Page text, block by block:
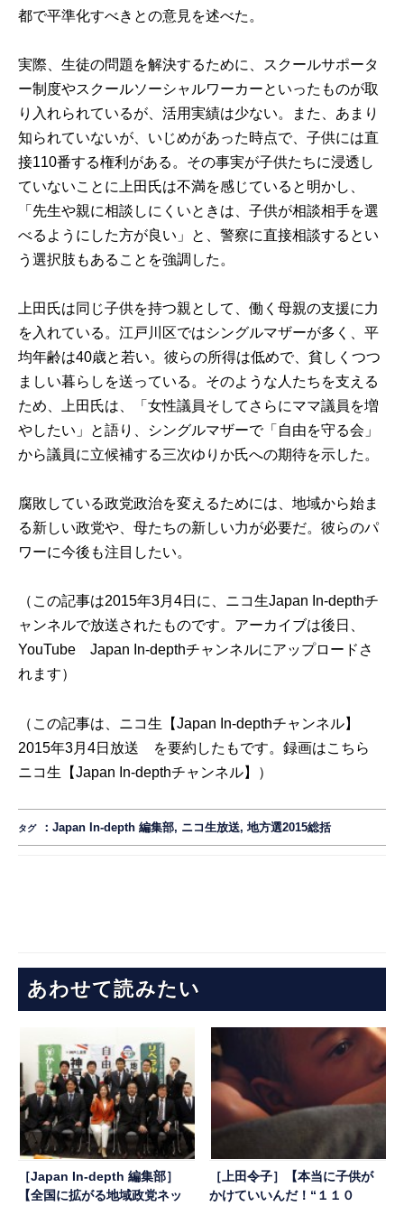
都で平準化すべきとの意見を述べた。
実際、生徒の問題を解決するために、スクールサポータ
ー制度やスクールソーシャルワーカーといったものが取
り入れられているが、活用実績は少ない。また、あまり
知られていないが、いじめがあった時点で、子供には直
接110番する権利がある。その事実が子供たちに浸透し
ていないことに上田氏は不満を感じていると明かし、
「先生や親に相談しにくいときは、子供が相談相手を選
べるようにした方が良い」と、警察に直接相談するとい
う選択肢もあることを強調した。
上田氏は同じ子供を持つ親として、働く母親の支援に力
を入れている。江戸川区ではシングルマザーが多く、平
均年齢は40歳と若い。彼らの所得は低めで、貧しくつつ
ましい暮らしを送っている。そのような人たちを支える
ため、上田氏は、「女性議員そしてさらにママ議員を増
やしたい」と語り、シングルマザーで「自由を守る会」
から議員に立候補する三次ゆりか氏への期待を示した。
腐敗している政党政治を変えるためには、地域から始ま
る新しい政党や、母たちの新しい力が必要だ。彼らのパ
ワーに今後も注目したい。
（この記事は2015年3月4日に、ニコ生Japan In-depthチ
ャンネルで放送されたものです。アーカイブは後日、
YouTubeJapan In-depthチャンネルにアップロードさ
れます）
（この記事は、ニコ生【Japan In-depthチャンネル】
2015年3月4日放送 を要約したもです。録画はこちら
ニコ生 【Japan In-depthチャンネル】 ）
タグ ：Japan In-depth 編集部, ニコ生放送,地方選2015総括
あわせて読みたい
［Japan In-depth 編集部］
【全国に拡がる地域政党ネッ
［上田令子］【本当に子供が
かけていいんだ！“１１０